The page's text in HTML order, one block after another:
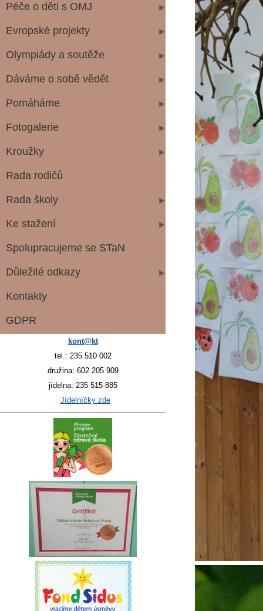
Péče o děti s OMJ
Evropské projekty
Olympiády a soutěže
Dáváme o sobě vědět
Pomáháme
Fotogalerie
Kroužky
Rada rodičů
Rada školy
Ke stažení
Spolupracujeme se STaN
Důležité odkazy
Kontakty
GDPR
kont@kt
tel.: 235 510 002
družina: 602 205 909
jídelna: 235 515 885
Jídelníčky zde